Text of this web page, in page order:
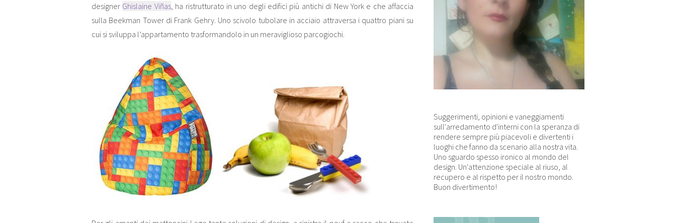
designer Ghislaine Viñas, ha ristrutturato in uno degli edifici più antichi di New York e che affaccia
sulla Beekman Tower di Frank Gehry. Uno scivolo tubolare in acciaio attraversa i quattro piani su
cui si sviluppa l’appartamento trasformandolo in un meraviglioso parcogiochi.
Suggerimenti, opinioni e vaneggiamenti
sull'arredamento d'interni con la speranza di
rendere sempre più piacevoli e divertenti i
luoghi che fanno da scenario alla nostra vita.
Uno sguardo spesso ironico al mondo del
design. Un'attenzione speciale al riuso, al
recupero e al rispetto per il nostro mondo.
Buon divertimento!